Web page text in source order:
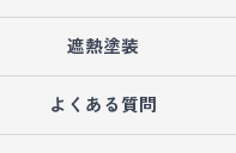
遮熱塗装
よくある質問